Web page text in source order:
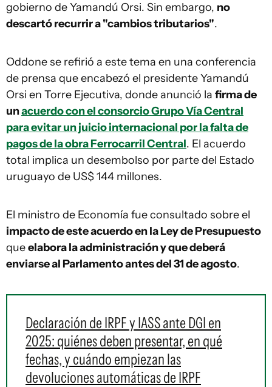
gobierno de Yamandú Orsi. Sin embargo, no
descartó recurrir a "cambios tributarios".
Oddone se refirió a este tema en una conferencia
de prensa que encabezó el presidente Yamandú
Orsi en Torre Ejecutiva, donde anunció la firma de
unacuerdo con el consorcio Grupo Vía Central
para evitar un juicio internacional por la falta de
pagos de la obra Ferrocarril Central. El acuerdo
total implica un desembolso por parte del Estado
uruguayo de US$ 144 millones.
El ministro de Economía fue consultado sobre el
impacto de este acuerdo en la Ley de Presupuesto
queelabora la administración y que deberá
enviarse al Parlamento antes del 31 de agosto.
Declaración de IRPF y IASS ante DGI en
2025: quiénes deben presentar, en qué
fechas, y cuándo empiezan las
devoluciones automáticas de IRPF